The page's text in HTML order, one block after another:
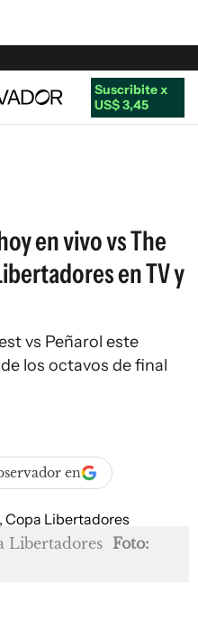
Suscribite x
US$ 3,45
en vivo vs The
en TV y
vs Peñarol este
los octavos de final
en
Libertadores Foto: